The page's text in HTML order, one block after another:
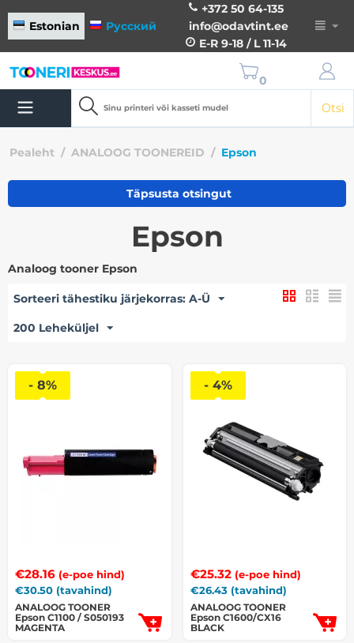
Estonian Русский
+372 50 64-135
info@odavtint.ee
E-R 9-18 / L 11-14
Otsi
0
Pealeht / ANALOOG TOONEREID / Epson
Täpsusta otsingut
Epson
Analoog tooner Epson
Sorteeri tähestiku järjekorras: A-Ü
200 Leheküljel
- 8%
€28.16 (e-poe hind)
€30.50 (tavahind)
ANALOOG TOONER
Epson C1100 / S050193
MAGENTA
- 4%
€25.32 (e-poe hind)
€26.43 (tavahind)
ANALOOG TOONER
Epson C1600/CX16
BLACK